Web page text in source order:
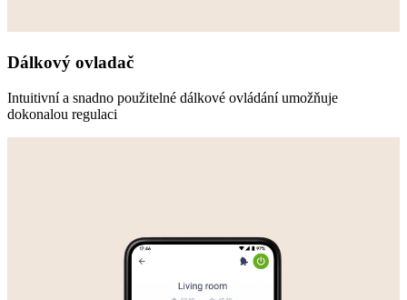
Dálkový ovladač
Intuitivní a snadno použitelné dálkové ovládání umožňuje
dokonalou regulaci